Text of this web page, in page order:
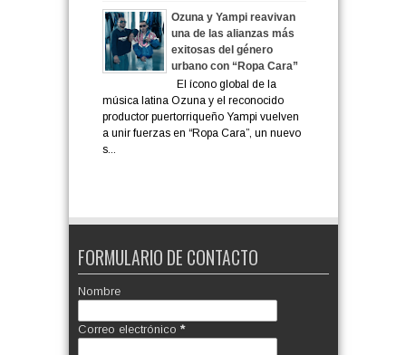
Ozuna y Yampi reavivan
una de las alianzas más
exitosas del género
urbano con “Ropa Cara”
El ícono global de la
música latina Ozuna y el reconocido
productor puertorriqueño Yampi vuelven
a unir fuerzas en “Ropa Cara”, un nuevo
s...
FORMULARIO DE CONTACTO
Nombre
Correo electrónico *